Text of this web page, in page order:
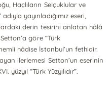
Haçlıların Selçuklular ve
yayınladığımız eseri,
derin tesirini anlatan hâlâ
Setton’a göre “Türk
hâdise İstanbul’un fethidir.
ilerlemesi Setton’un eserinin
yüzyıl “Türk Yüzyılıdır”.